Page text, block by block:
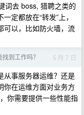
词去 boss, 猎聘之类的
定都放在“转发”上，
可以，比如防火墙，流
到工作吗？ 5 月 7 日
从事服务器运维？还是
你在运维方面对业务方
你需要提供一些性能指